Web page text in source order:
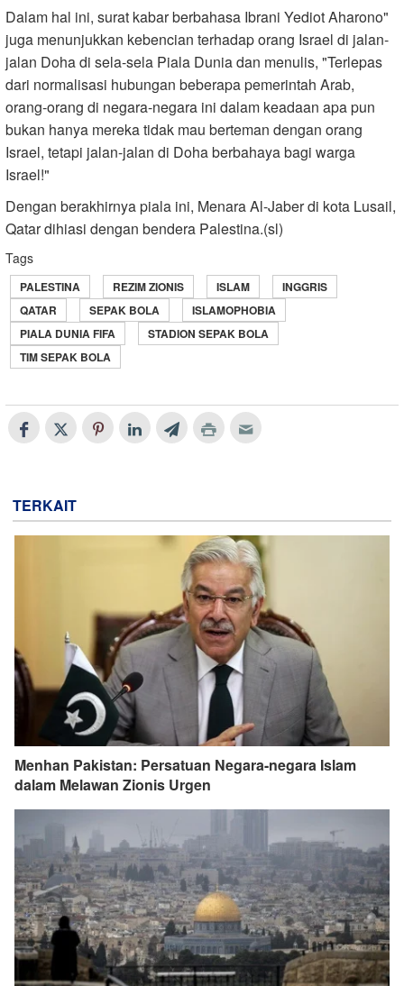
Dalam hal ini, surat kabar berbahasa Ibrani Yediot Aharono"
juga menunjukkan kebencian terhadap orang Israel di jalan-
jalan Doha di sela-sela Piala Dunia dan menulis, "Terlepas
dari normalisasi hubungan beberapa pemerintah Arab,
orang-orang di negara-negara ini dalam keadaan apa pun
bukan hanya mereka tidak mau berteman dengan orang
Israel, tetapi jalan-jalan di Doha berbahaya bagi warga
Israel!"
Dengan berakhirnya piala ini, Menara Al-Jaber di kota Lusail,
Qatar dihiasi dengan bendera Palestina.(sl)
Tags
PALESTINA REZIM ZIONIS ISLAM
INGGRIS
QATAR
SEPAK BOLA
ISLAMOPHOBIA
PIALA DUNIA FIFA
STADION SEPAK BOLA
TIM SEPAK BOLA
TERKAIT
Menhan Pakistan: Persatuan Negara-negara Islam
dalam Melawan Zionis Urgen